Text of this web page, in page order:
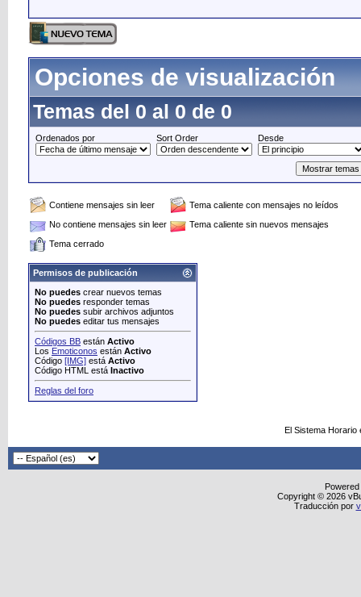
Opciones de visualización
Temas del 0 al 0 de 0
Ordenados por Sort Order Desde
Contiene mensajes sin leer
Tema caliente con mensajes no leídos
No contiene mensajes sin leer
Tema caliente sin nuevos mensajes
Tema cerrado
Permisos de publicación
No puedes crear nuevos temas
No puedes responder temas
No puedes subir archivos adjuntos
No puedes editar tus mensajes
Códigos BB están Activo
Los Emoticonos están Activo
Código [IMG] está Activo
Código HTML está Inactivo
Reglas del foro
El Sistema
Copyright © 2026
Traducción por